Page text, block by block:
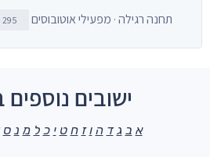
תחנה רגילה · מפעילי אוטובוסים 295 מטר
ישובים
א ב ג ד ה ו ז ח ט י כ ל מ נ ס